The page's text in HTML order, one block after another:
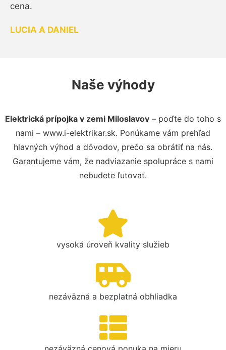
cena.
LUCIA A DANIEL
Naše výhody
Elektrická prípojka v zemi Miloslavov – poďte do toho s
nami – www.i-elektrikar.sk. Ponúkame vám prehľad
hlavných výhod a dôvodov, prečo sa obrátiť na nás.
Garantujeme vám, že nadviazanie spolupráce s nami
nebudete ľutovať.
vysoká úroveň kvality služieb
nezáväzná a bezplatná obhliadka